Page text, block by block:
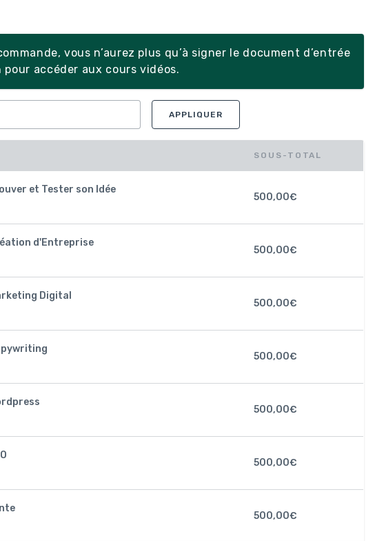
vous n’aurez plus qu’à signer le document d’entrée
accéder aux cours vidéos.
SOUS-TOTAL
et Tester son Idée
500,00€
d'Entreprise
500,00€
Digital
500,00€
500,00€
500,00€
500,00€
500,00€
APPLIQUER